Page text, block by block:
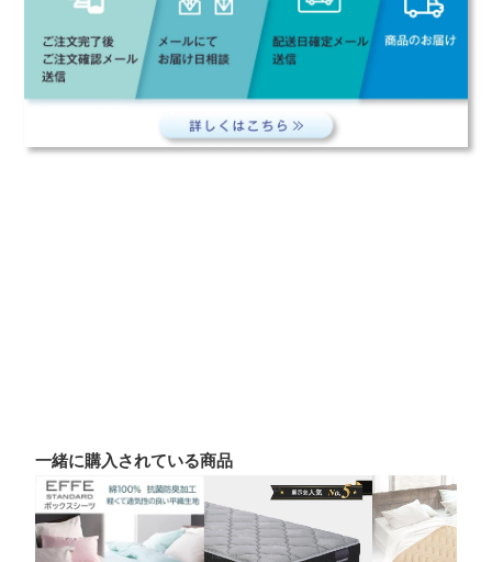
一緒に購入されている商品